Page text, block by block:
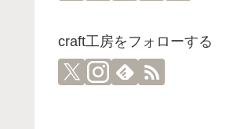
craft工房をフォローする